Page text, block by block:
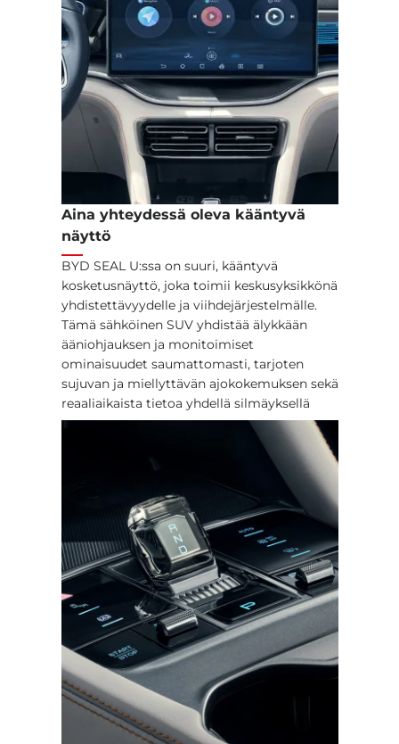
Aina yhteydessä oleva kääntyvä
näyttö
BYD SEAL U:ssa on suuri, kääntyvä
kosketusnäyttö, joka toimii keskusyksikkönä
yhdistettävyydelle ja viihdejärjestelmälle.
Tämä sähköinen SUV yhdistää älykkään
ääniohjauksen ja monitoimiset
ominaisuudet saumattomasti, tarjoten
sujuvan ja miellyttävän ajokokemuksen sekä
reaaliaikaista tietoa yhdellä silmäyksellä